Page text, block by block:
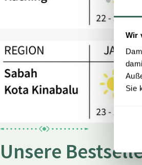
Wir
Sie
Unsere